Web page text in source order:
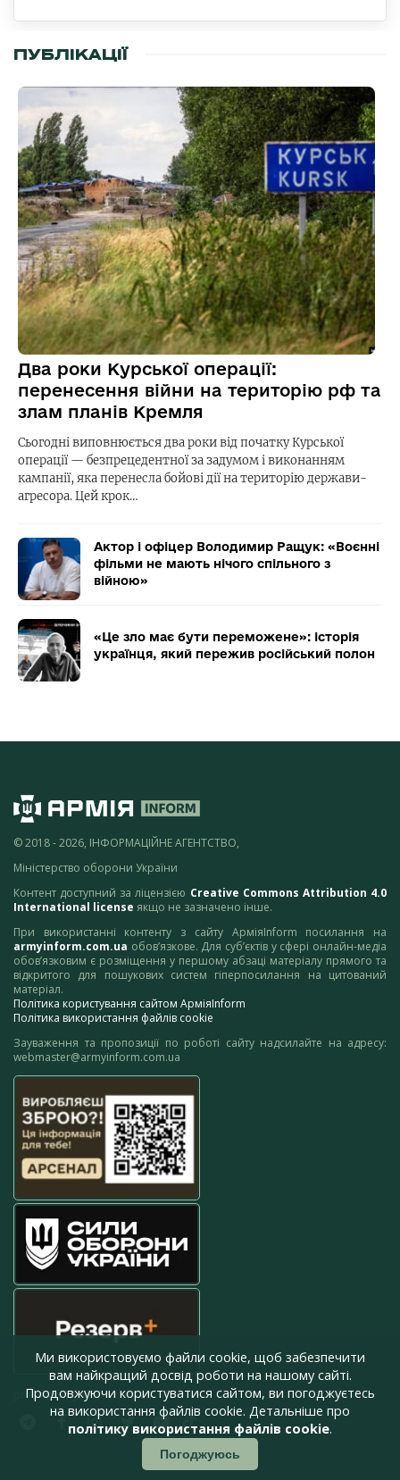
ПУБЛІКАЦІЇ
Два роки Курської операції:
перенесення війни на територію рф та
злам планів Кремля
Сьогодні виповнюється два роки від початку Курської
операції — безпрецедентної за задумом і виконанням
кампанії, яка перенесла бойові дії на територію держави-
агресора. Цей крок…
Актор і офіцер Володимир Ращук: «Воєнні
фільми не мають нічого спільного з
війною»
«Це зло має бути переможене»: історія
українця, який пережив російський полон
© 2018 - 2026, ІНФОРМАЦІЙНЕ АГЕНТСТВО,
Міністерство оборони України
Контент доступний за ліцензією Creative Commons Attribution 4.0
International license якщо не зазначено інше.
При використанні контенту з сайту АрміяInform посилання на
armyinform.com.ua обов’язкове. Для суб’єктів у сфері онлайн-медіа
обов’язковим є розміщення у першому абзаці матеріалу прямого та
відкритого для пошукових систем гіперпосилання на цитований
матеріал.
Політика користування сайтом АрміяInform
Політика використання файлів cookie
Зауваження та пропозиції по роботі сайту надсилайте на адресу:
webmaster@armyinform.com.ua
press@armyinform.com.ua
Ми використовуємо файли cookie, щоб забезпечити
вам найкращий досвід роботи на нашому сайті.
Продовжуючи користуватися сайтом, ви погоджуєтесь
на використання файлів cookie. Детальніше про
політику використання файлів cookie.
Погоджуюсь